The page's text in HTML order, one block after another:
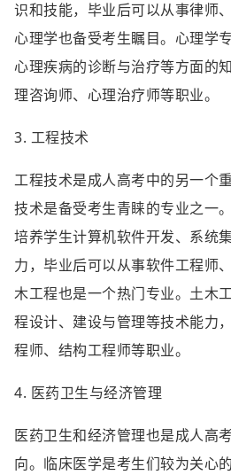
识和技能，毕业后可以从事律师
心理学也备受考生瞩目。心理学
心理疾病的诊断与治疗等方面的
理咨询师、心理治疗师等职业。
3. 工程技术
工程技术是成人高考中的另一个
技术是备受考生青睐的专业之一
培养学生计算机软件开发、系统
力，毕业后可以从事软件工程师
木工程也是一个热门专业。土木
程设计、建设与管理等技术能力
程师、结构工程师等职业。
4. 医药卫生与经济管理
医药卫生和经济管理也是成人高
向。临床医学是考生们较为关心